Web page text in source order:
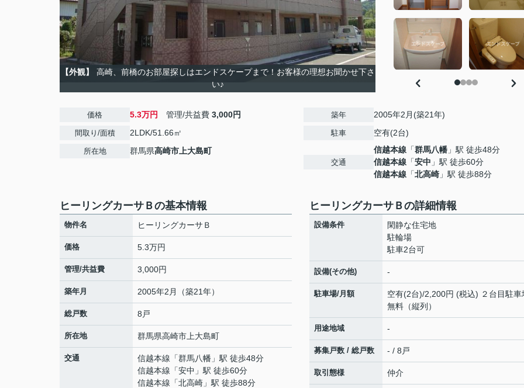
【外観】
高崎、前橋のお部屋探しはエンドスケープまで！お客様の理想お聞かせ下さ
い♪
価格 5.3万円 管理/共益費 3,000円
間取り/面積 2LDK/51.66㎡
所在地 群馬県高崎市 上大島町
築年 2005年2月(築21年)
駐車 空有(2台)
交通
信越本線 「群馬八幡 」駅 徒歩48分
信越本線 「安中 」駅 徒歩60分
信越本線 「北高崎 」駅 徒歩88分
ヒーリングカーサＢの基本情報
物件名 ヒーリングカーサＢ
価格 5.3万円
管理/共益費 3,000円
築年月 2005年2月（築21年）
総戸数 8戸
所在地 群馬県高崎市 上大島町
交通 信越本線 「群馬八幡 」駅 徒歩48分
信越本線 「安中 」駅 徒歩60分
信越本線 「北高崎 」駅 徒歩88分
ヒーリングカーサＢの詳細情報
設備条件
閑静な住宅地
駐輪場
駐車2台可
設備(その他) -
駐車場/月額
空有(2台)/2,200円 (税込) ２台目駐車
無料（縦列）
用途地域 -
募集戸数 / 総戸数 - / 8戸
取引態様 仲介